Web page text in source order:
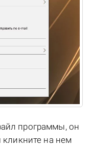
программы, он
на нем